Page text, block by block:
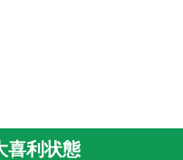
喜利状態